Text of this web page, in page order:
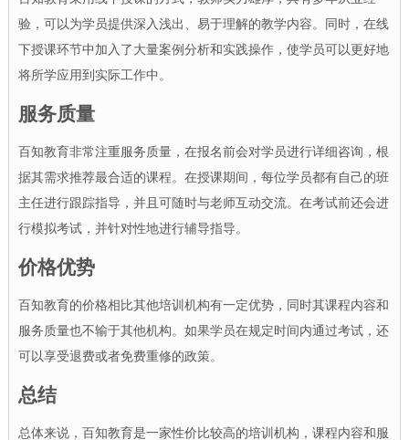
验，可以为学员提供深入浅出、易于理解的教学内容。同时，在线
下授课环节中加入了大量案例分析和实践操作，使学员可以更好地
将所学应用到实际工作中。
服务质量
百知教育非常注重服务质量，在报名前会对学员进行详细咨询，根
据其需求推荐最合适的课程。在授课期间，每位学员都有自己的班
主任进行跟踪指导，并且可随时与老师互动交流。在考试前还会进
行模拟考试，并针对性地进行辅导指导。
价格优势
百知教育的价格相比其他培训机构有一定优势，同时其课程内容和
服务质量也不输于其他机构。如果学员在规定时间内通过考试，还
可以享受退费或者免费重修的政策。
总结
总体来说，百知教育是一家性价比较高的培训机构，课程内容和服